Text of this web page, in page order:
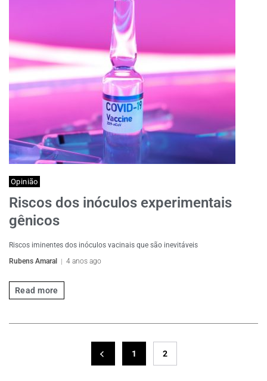
Opinião
Riscos dos inóculos experimentais
gênicos
Riscos iminentes dos inóculos vacinais que são inevitáveis
Rubens Amaral
4 anos ago
Read more
1 2